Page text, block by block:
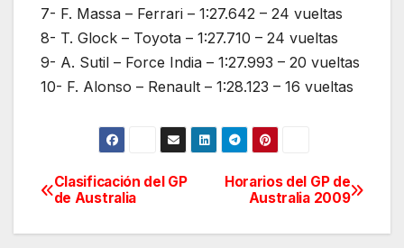
7- F. Massa – Ferrari – 1:27.642 – 24 vueltas
8- T. Glock – Toyota – 1:27.710 – 24 vueltas
9- A. Sutil – Force India – 1:27.993 – 20 vueltas
10- F. Alonso – Renault – 1:28.123 – 16 vueltas
Navegación
de
Horarios del GP de
Australia 2009
Clasificación del GP
de Australia